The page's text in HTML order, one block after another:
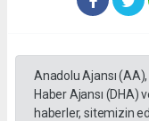
Anadolu Ajansı
Haber Ajansı (DHA)
haberler, sitemizin